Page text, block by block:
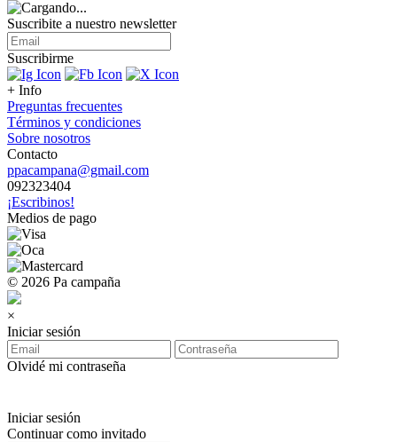
Suscribite a nuestro newsletter
Suscribirme
+ Info
Preguntas frecuentes
Términos y condiciones
Sobre nosotros
Contacto
ppacampana@gmail.com
092323404
¡Escribinos!
Medios de pago
© 2026 Pa campaña
×
Iniciar sesión
Olvidé mi contraseña
Iniciar sesión
Continuar como invitado